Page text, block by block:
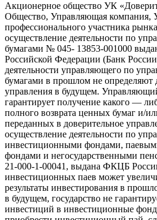
Акционерное общество УК
Общество, Управляющая компания,
профессионального участника
осуществление деятельности по
бумагами № 045- 13853-001000
Российской Федерации (Банк
деятельности управляющего по
бумагами в прошлом не определяют
управления в будущем.
гарантирует получение какого —
полного возврата ценных бумаг и/
переданных в доверительное
осуществление деятельности по
инвестиционными фондами,
фондами и негосударственными
21-000-1-00041, выдана ФКЦБ
инвестиционных паев может
результаты инвестирования в
в будущем, государство не
инвестиций в инвестиционные